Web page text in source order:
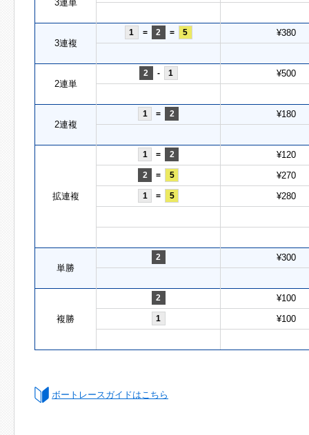
3連単
3連複
1 = 2 = 5 ¥380
2連単
2 - 1 ¥500
2連複
1 = 2 ¥180
拡連複
1 = 2 ¥120
2 = 5 ¥270
1 = 5 ¥280
単勝
2 ¥300
複勝
2 ¥100
1 ¥100
ボートレースガイドはこちら